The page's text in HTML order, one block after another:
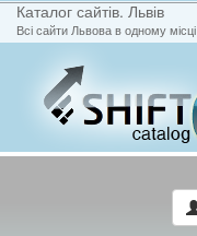
Каталог сайтів. Львів
Всі сайти Львова в одному місці